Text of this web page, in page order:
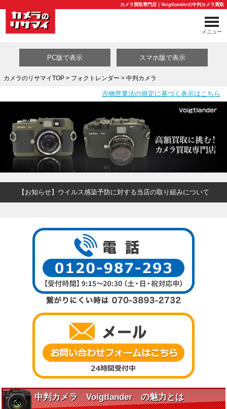
カメラ買取専門店｜Voigtlanderの中判カメラ買取
メニュー
買取カテゴリ一覧
PC版で表示 スマホ版で表示
カメラのリサマイTOP> フォクトレンダー > 中判カメラ
古物営業法の規定に基づく表示はこちら
【お知らせ】ウイルス感染予防に対する当店の取り組みについて
中判カメラ Voigtlander の魅力とは